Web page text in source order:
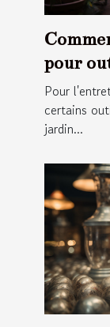
pour
Pour
certains
jardin...